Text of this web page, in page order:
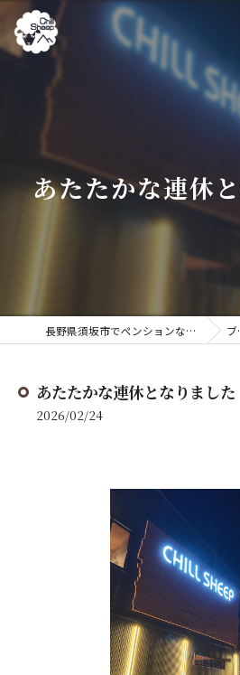
あたたかな連休
長野県須坂市でペンションならChillSheep ブログ
あたたかな連休となりました
2026/02/24